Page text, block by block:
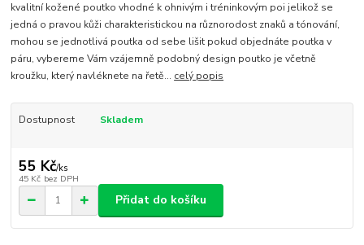
kvalitní kožené poutko vhodné k ohnivým i tréninkovým poi jelikož se
jedná o pravou kůži charakteristickou na různorodost znaků a tónování,
mohou se jednotlivá poutka od sebe lišit pokud objednáte poutka v
páru, vybereme Vám vzájemně podobný design poutko je včetně
kroužku, který navléknete na řetě... celý popis
Dostupnost Skladem
55 Kč/ks
45 Kč bez DPH
Přidat do košíku